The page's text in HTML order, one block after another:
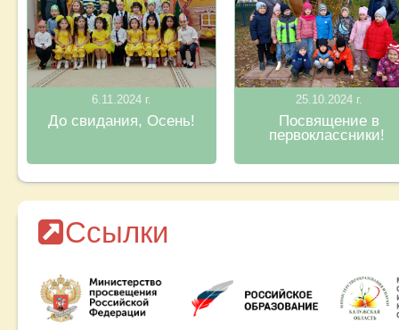
6.11.2024 г.
До свидания, Осень!
25.10.2024 г.
Посвящение в
первоклассники!
Ссылки